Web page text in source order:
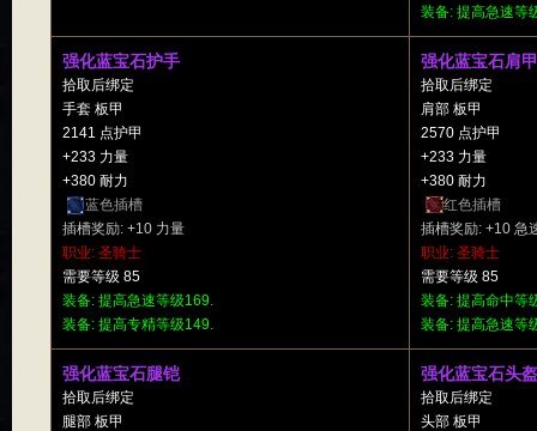
装备: 提高急速等
强化蓝宝石护手
拾取后绑定
手套 板甲
2141 点护甲
+233 力量
+380 耐力
蓝色插槽
插槽奖励: +10 力量
职业: 圣骑士
需要等级 85
装备: 提高急速等级169.
装备: 提高专精等级149.
强化蓝宝石肩
拾取后绑定
肩部 板甲
2570 点护甲
+233 力量
+380 耐力
红色插槽
插槽奖励: +10 急
职业: 圣骑士
需要等级 85
装备: 提高命中等
装备: 提高急速等
强化蓝宝石腿铠
拾取后绑定
腿部 板甲
强化蓝宝石头
拾取后绑定
头部 板甲